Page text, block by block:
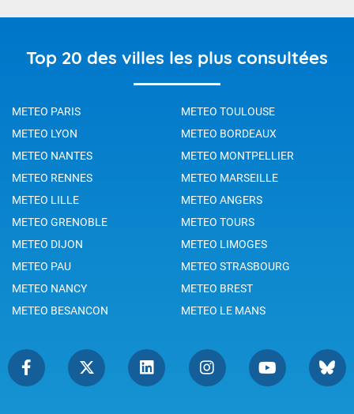
Top 20 des villes les plus consultées
METEO PARIS
METEO TOULOUSE
METEO LYON
METEO BORDEAUX
METEO NANTES
METEO MONTPELLIER
METEO RENNES
METEO MARSEILLE
METEO LILLE
METEO ANGERS
METEO GRENOBLE
METEO TOURS
METEO DIJON
METEO LIMOGES
METEO PAU
METEO STRASBOURG
METEO NANCY
METEO BREST
METEO BESANCON
METEO LE MANS